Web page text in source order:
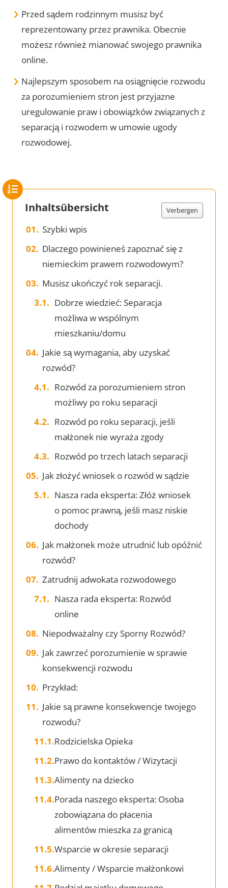
Przed sądem rodzinnym musisz być
reprezentowany przez prawnika. Obecnie
możesz również mianować swojego prawnika
online.
Najlepszym sposobem na osiągnięcie rozwodu
za porozumieniem stron jest przyjazne
uregulowanie praw i obowiązków związanych z
separacją i rozwodem w umowie ugody
rozwodowej.
Inhaltsübersicht Verbergen
Szybki wpis
Dlaczego powinieneś zapoznać się z
niemieckim prawem rozwodowym?
Musisz ukończyć rok separacji.
Dobrze wiedzieć: Separacja
możliwa w wspólnym
mieszkaniu/domu
Jakie są wymagania, aby uzyskać
rozwód?
Rozwód za porozumieniem stron
możliwy po roku separacji
Rozwód po roku separacji, jeśli
małżonek nie wyraża zgody
Rozwód po trzech latach separacji
Jak złożyć wniosek o rozwód w sądzie
Nasza rada eksperta: Złóż wniosek
o pomoc prawną, jeśli masz niskie
dochody
Jak małżonek może utrudnić lub opóźnić
rozwód?
Zatrudnij adwokata rozwodowego
Nasza rada eksperta: Rozwód
online
Niepodważalny czy Sporny Rozwód?
Jak zawrzeć porozumienie w sprawie
konsekwencji rozwodu
Przykład:
Jakie są prawne konsekwencje twojego
rozwodu?
Rodzicielska Opieka
Prawo do kontaktów / Wizytacji
Alimenty na dziecko
Porada naszego eksperta: Osoba
zobowiązana do płacenia
alimentów mieszka za granicą
Wsparcie w okresie separacji
Alimenty / Wsparcie małżonkowi